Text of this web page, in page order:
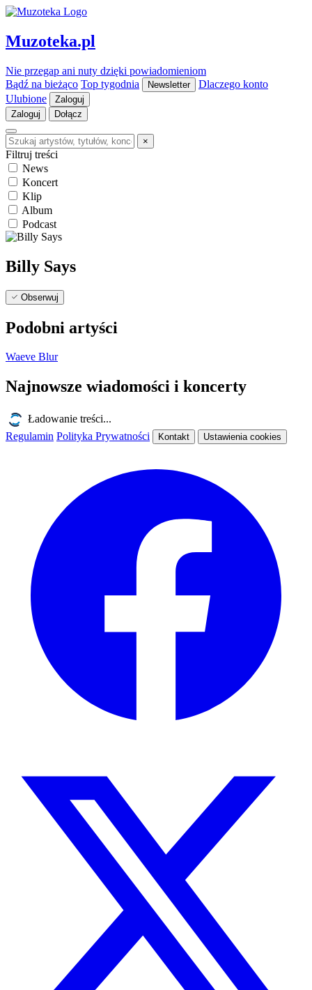
Muzoteka.pl
Nie przegap ani nuty dzięki powiadomieniom
Bądź na bieżąco Top tygodnia Newsletter
Dlaczego konto
Ulubione
Zaloguj
Zaloguj
Dołącz
×
Filtruj treści
News
Koncert
Klip
Album
Podcast
Billy Says
Obserwuj
Podobni artyści
Waeve Blur
Najnowsze wiadomości i koncerty
Ładowanie treści...
Regulamin Polityka Prywatności Kontakt Ustawienia cookies